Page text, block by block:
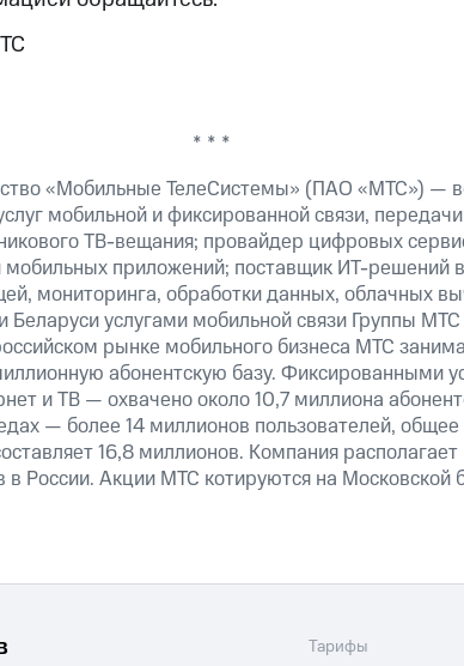
* * *
«Мобильные ТелеСистемы» (ПАО «МТС») —
мобильной и фиксированной связи,
ТВ-вещания; провайдер цифровых
приложений; поставщик ИТ-решений
мониторинга, обработки данных, облачных
Беларуси услугами мобильной связи Группы
рынке мобильного бизнеса МТС
абонентскую базу. Фиксированными
и ТВ — охвачено около 10,7 миллиона
— более 14 миллионов пользователей, общее
16,8 миллионов. Компания
России. Акции МТС котируются на Московской
Тарифы